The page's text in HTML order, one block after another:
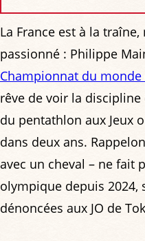
La France est à la
passionné : Philippe
Championnat du
rêve de voir la discipline
du pentathlon aux Jeux
dans deux ans.
avec un cheval – ne fait
olympique depuis 2024,
dénoncées aux JO de